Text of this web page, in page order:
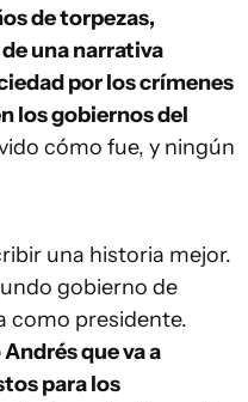
de torpezas,
una narrativa
por los crímenes
los gobiernos del
cómo fue, y ningún
una historia mejor.
gobierno de
como presidente.
que va a
para los